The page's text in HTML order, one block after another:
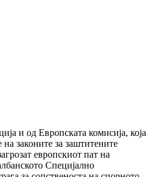
и од Европската комисија, која
законите за заштитените
европскиот пат на
Специјално